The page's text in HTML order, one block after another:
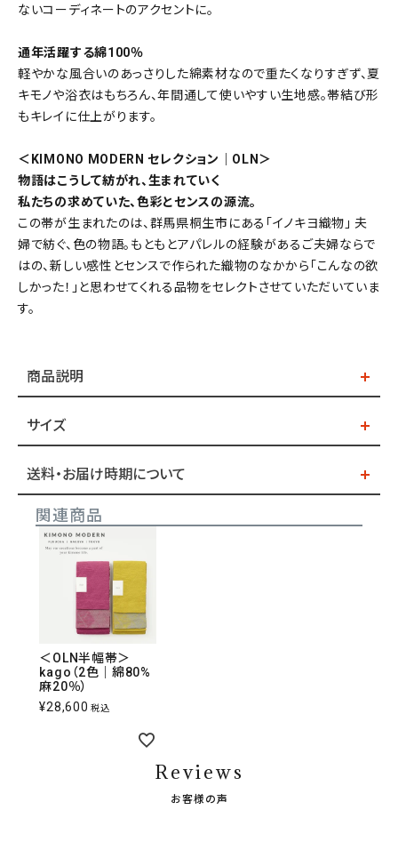
ないコーディネートのアクセントに。
通年活躍する綿100％
軽やかな風合いのあっさりした綿素材なので重たくなりすぎず、夏
キモノや浴衣はもちろん、年間通して使いやすい生地感。帯結び形
もキレイに仕上がります。
＜KIMONO MODERN セレクション｜OLN＞
物語はこうして紡がれ、生まれていく
私たちの求めていた、色彩とセンスの源流。
この帯が生まれたのは、群馬県桐生市にある「イノキヨ織物」 夫
婦で紡ぐ、色の物語。もともとアパレルの経験があるご夫婦ならで
はの、新しい感性とセンスで作られた織物のなかから「こんなの欲
しかった！」と思わせてくれる品物をセレクトさせていただいていま
す。
商品説明
サイズ
送料・お届け時期について
関連商品
＜OLN半幅帯＞
kago（2色｜綿80%
麻20％）
¥28,600 税込
Reviews
お客様の声